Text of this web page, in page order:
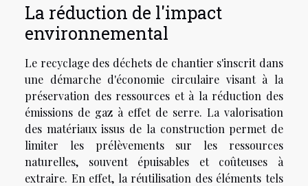
La réduction de l'impact
environnemental
Le recyclage des déchets de chantier s'inscrit dans
une démarche d'économie circulaire visant à la
préservation des ressources et à la réduction des
émissions de gaz à effet de serre. La valorisation
des matériaux issus de la construction permet de
limiter les prélèvements sur les ressources
naturelles, souvent épuisables et coûteuses à
extraire. En effet, la réutilisation des éléments tels